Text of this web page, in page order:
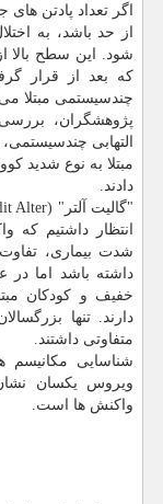
اگر تعداد پادتن
از حد باشد، به
شود. این سطح بالا
چندسیستمی مبتلا
دادند.
انتظار داشتیم که
شدت بیماری،
خفیف و کودکان
متفاوتی داشتند.
شناسایی مکانیسم
ویروس یکسان
واکنش ها است.